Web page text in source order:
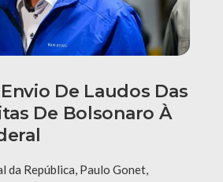
De Laudos Das
De Bolsonaro À
da República, Paulo Gonet,